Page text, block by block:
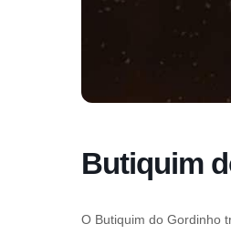
Butiquim
O Butiquim do Gordinho